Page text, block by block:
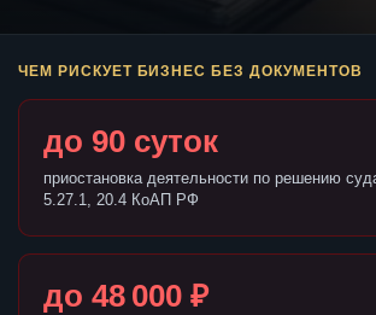
ЧЕМ РИСКУЕТ БИЗНЕС БЕЗ ДОКУМЕНТОВ
до 90 суток
приостановка деятельности по решению
5.27.1, 20.4 КоАП РФ
до 48 000 ₽